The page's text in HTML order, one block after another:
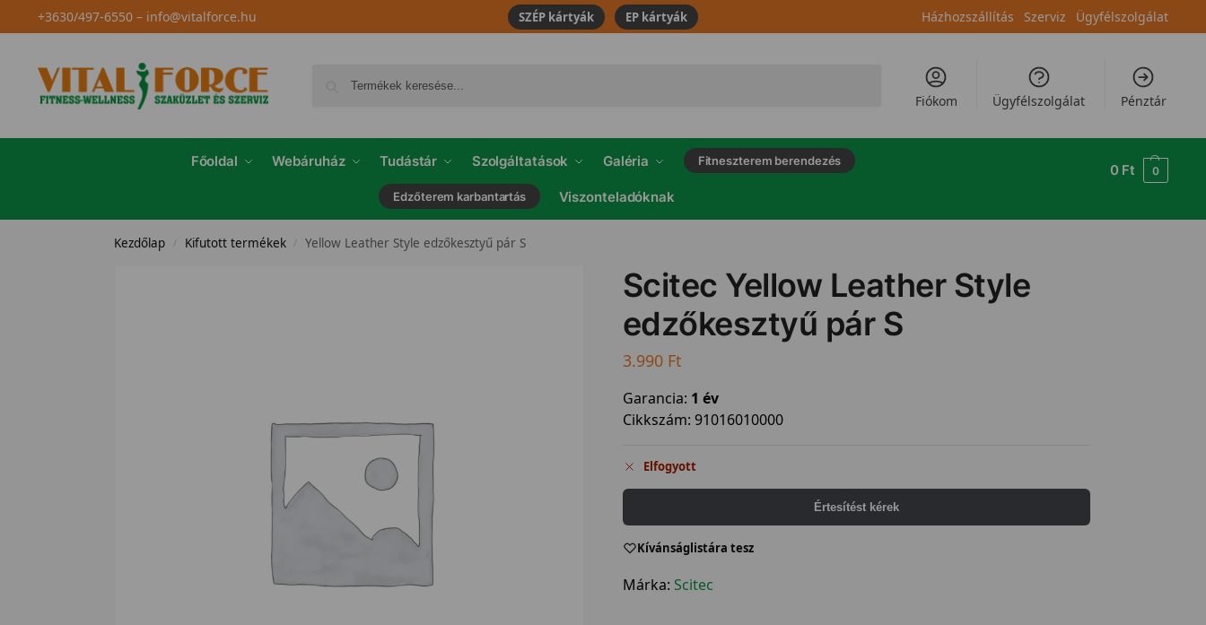
+3630/497-6550– info@vitalforce.hu SZÉP kártyák EP kártyák Házhozszállítás Szerviz Ügyfélszolgálat
Fiókom Ügyfélszolgálat Pénztár
Főoldal Webáruház Tudástár Szolgáltatások Galéria Fitneszterem berendezés
Edzőterem karbantartás Viszonteladóknak
0 Ft 0
Kezdőlap / Kifutott termékek / Yellow Leather Style edzőkesztyű pár S
Scitec Yellow Leather Style
edzőkesztyű pár S
3.990 Ft
Garancia: 1 év
Cikkszám: 91016010000
Elfogyott
Értesítést kérek
Kívánságlistára tesz
Márka: Scitec